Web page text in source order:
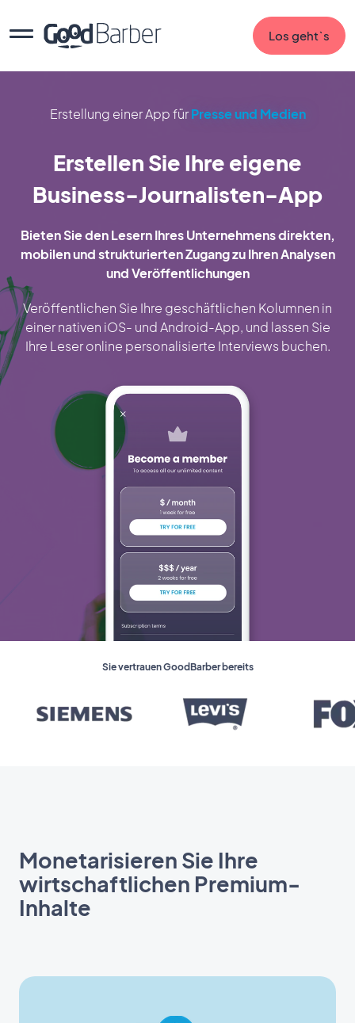
Los geht`s
Erstellung einer App fürPresse und Medien
Erstellen Sie Ihre eigene
Business-Journalisten-App
Bieten Sie den Lesern Ihres Unternehmens direkten,
mobilen und strukturierten Zugang zu Ihren Analysen
und Veröffentlichungen
Veröffentlichen Sie Ihre geschäftlichen Kolumnen in
einer nativen iOS- und Android-App, und lassen Sie
Ihre Leser online personalisierte Interviews buchen.
Sie vertrauen GoodBarber bereits
Monetarisieren Sie Ihre
wirtschaftlichen Premium-
Inhalte